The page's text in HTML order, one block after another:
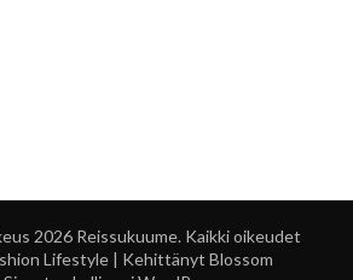
2026 Reissukuume. Kaikki oikeudet
Lifestyle | Kehittänyt Blossom